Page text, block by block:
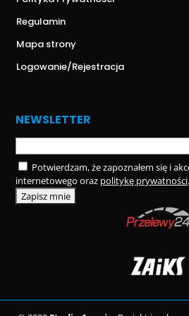
Regulamin
Mapa strony
Logowanie/Rejestracja
NEWSLETTER
Potwierdzam, że zapoznałem się i
internetowego oraz politykę prywatności.